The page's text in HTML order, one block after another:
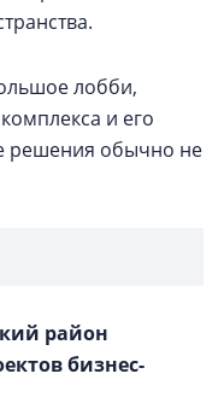
лобби,
и его
решения обычно не
район
бизнес-